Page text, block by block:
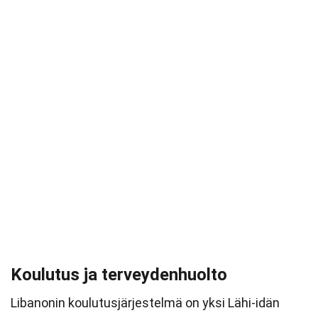
Koulutus ja terveydenhuolto
Libanonin koulutusjärjestelmä on yksi Lähi-idän